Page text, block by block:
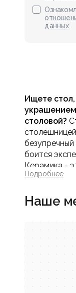
данных
Ищете
украшением
столовой?
безупречный
боится
Керамика -
гигиеничный
интернет-
Подробнее
Наше